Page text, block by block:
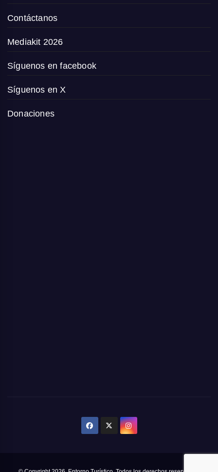
Contáctanos
Mediakit 2026
Síguenos en facebook
Síguenos en X
Donaciones